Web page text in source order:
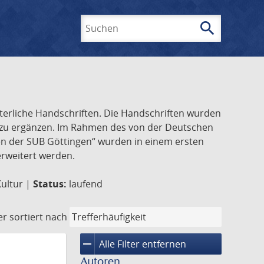
search
Handschriften. Die Handschriften wurden
ergänzen. Im Rahmen des von der Deutschen
SUB Göttingen“ wurden in einem ersten
werden.
| Status: laufend
sortiert nach
remove Alle Filter entfernen